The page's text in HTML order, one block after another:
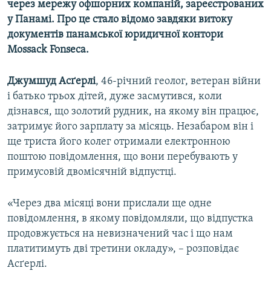
через мережу офшорних компаній, зареєстрованих
у Панамі. Про це стало відомо завдяки витоку
документів панамської юридичної контори
Mossack Fonseca.
Джумшуд Асґерлі, 46-річний геолог, ветеран війни
і батько трьох дітей, дуже засмутився, коли
дізнався, що золотий рудник, на якому він працює,
затримує його зарплату за місяць. Незабаром він і
ще триста його колег отримали електронною
поштою повідомлення, що вони перебувають у
примусовій двомісячній відпустці.
«Через два місяці вони прислали ще одне
повідомлення, в якому повідомляли, що відпустка
продовжується на невизначений час і що нам
платитимуть дві третини окладу», – розповідає
Асґерлі.